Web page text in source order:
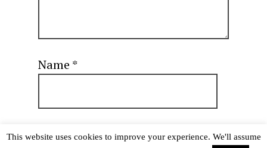
Name *
This website uses cookies to improve your experience. We'll assume